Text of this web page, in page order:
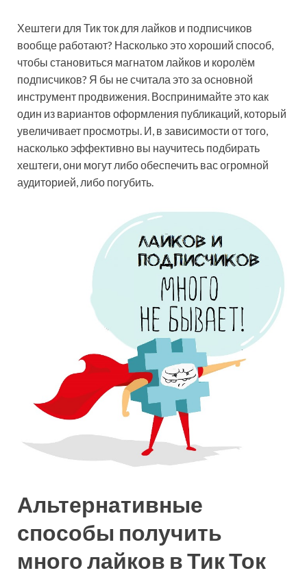
Хештеги для Тик ток для лайков и подписчиков
вообще работают? Насколько это хороший способ,
чтобы становиться магнатом лайков и королём
подписчиков? Я бы не считала это за основной
инструмент продвижения. Воспринимайте это как
один из вариантов оформления публикаций, который
увеличивает просмотры. И, в зависимости от того,
насколько эффективно вы научитесь подбирать
хештеги, они могут либо обеспечить вас огромной
аудиторией, либо погубить.
Альтернативные
способы получить
много лайков в Тик Ток